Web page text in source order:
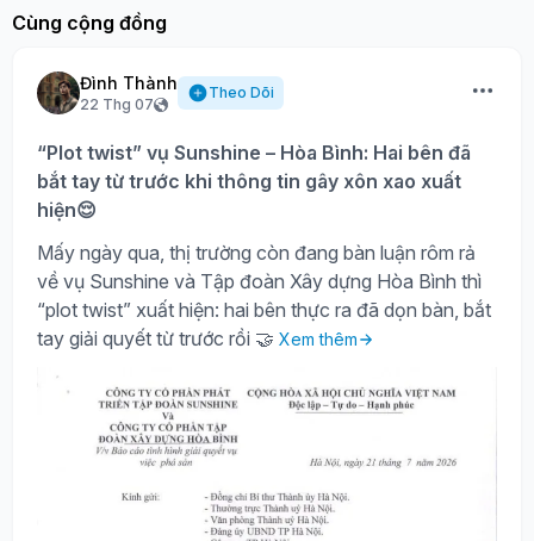
Cùng cộng đồng
Đình Thành
22 Thg 07
Theo Dõi
“Plot twist” vụ Sunshine – Hòa Bình: Hai bên đã
bắt tay từ trước khi thông tin gây xôn xao xuất
hiện😌
Mấy ngày qua, thị trường còn đang bàn luận rôm rả
về vụ Sunshine và Tập đoàn Xây dựng Hòa Bình thì
“plot twist” xuất hiện: hai bên thực ra đã dọn bàn, bắt
tay giải quyết từ trước rồi 🤝 Xem thêm